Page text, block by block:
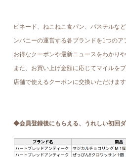
ピネード、ねこねこ食パン、パステルな
ンパニーの運営する各ブランドを1つのア
お得なクーポンや最新ニュースをわかり
また、お買い上げ金額に応じてマイルを
店舗で使えるクーポンに交換いただけま
◆会員登録後にもらえる、うれしい初回